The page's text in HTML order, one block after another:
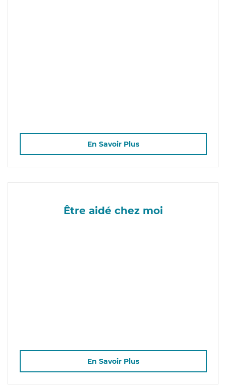
En Savoir Plus
Être aidé chez moi
En Savoir Plus